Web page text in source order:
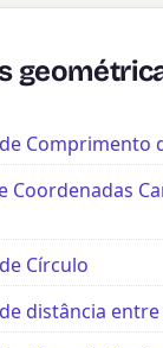
Comprimento
Coordenadas
Círculo
distância